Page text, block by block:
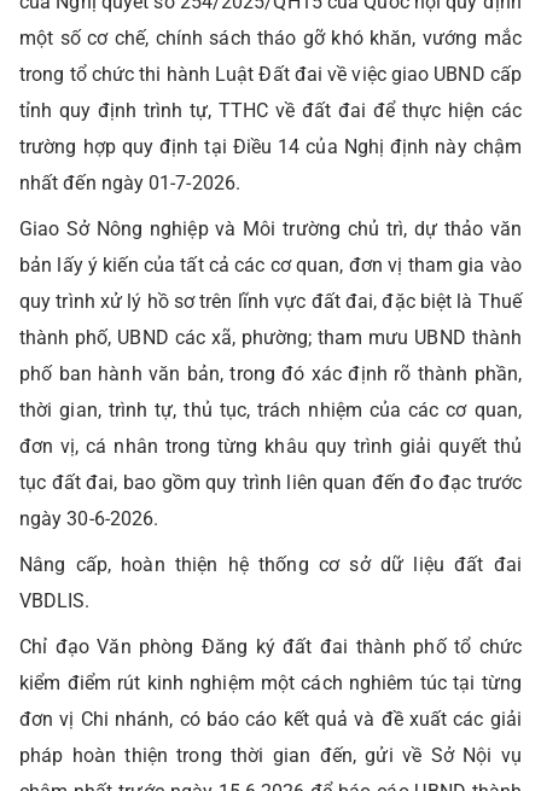
một số cơ chế, chính sách tháo gỡ khó khăn, vướng mắc
trong tổ chức thi hành Luật Đất đai về việc giao UBND cấp
tỉnh quy định trình tự, TTHC về đất đai để thực hiện các
trường hợp quy định tại Điều 14 của Nghị định này chậm
nhất đến ngày 01-7-2026.
Giao Sở Nông nghiệp và Môi trường chủ trì, dự thảo văn
bản lấy ý kiến của tất cả các cơ quan, đơn vị tham gia vào
quy trình xử lý hồ sơ trên lĩnh vực đất đai, đặc biệt là Thuế
thành phố, UBND các xã, phường; tham mưu UBND thành
phố ban hành văn bản, trong đó xác định rõ thành phần,
thời gian, trình tự, thủ tục, trách nhiệm của các cơ quan,
đơn vị, cá nhân trong từng khâu quy trình giải quyết thủ
tục đất đai, bao gồm quy trình liên quan đến đo đạc trước
ngày 30-6-2026.
Nâng cấp, hoàn thiện hệ thống cơ sở dữ liệu đất đai
VBDLIS.
Chỉ đạo Văn phòng Đăng ký đất đai thành phố tổ chức
kiểm điểm rút kinh nghiệm một cách nghiêm túc tại từng
đơn vị Chi nhánh, có báo cáo kết quả và đề xuất các giải
pháp hoàn thiện trong thời gian đến, gửi về Sở Nội vụ